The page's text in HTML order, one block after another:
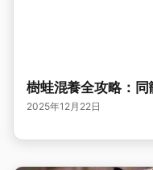
樹蛙混養全攻略：
2025年12月22日